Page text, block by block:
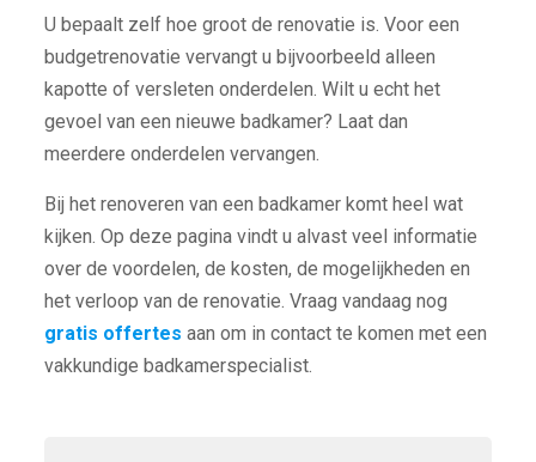
U bepaalt zelf hoe groot de renovatie is. Voor een
budgetrenovatie vervangt u bijvoorbeeld alleen
kapotte of versleten onderdelen. Wilt u echt het
gevoel van een nieuwe badkamer? Laat dan
meerdere onderdelen vervangen.
Bij het renoveren van een badkamer komt heel wat
kijken. Op deze pagina vindt u alvast veel informatie
over de voordelen, de kosten, de mogelijkheden en
het verloop van de renovatie. Vraag vandaag nog
gratis offertes aan om in contact te komen met een
vakkundige badkamerspecialist.